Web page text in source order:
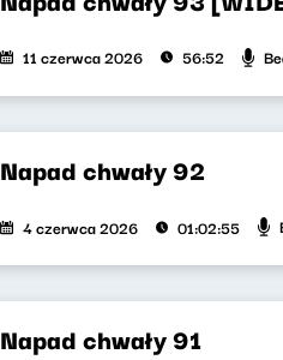
11 czerwca 2026 56:52
Napad chwały 92
4 czerwca 2026 01:02:55
Napad chwały 91